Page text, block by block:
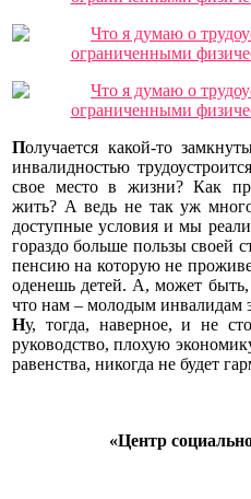
Получается какой-то
инвалидностью
свое место в жизни? Как
жить? А ведь не так уж
доступные условия и мы
гораздо больше пользы своей
пенсию на которую не
оденешь детей. А, может
что нам – молодым инвалидам
Ну, тогда, наверное, и не
руководство, плохую
равенства, никогда не будет
«Центр